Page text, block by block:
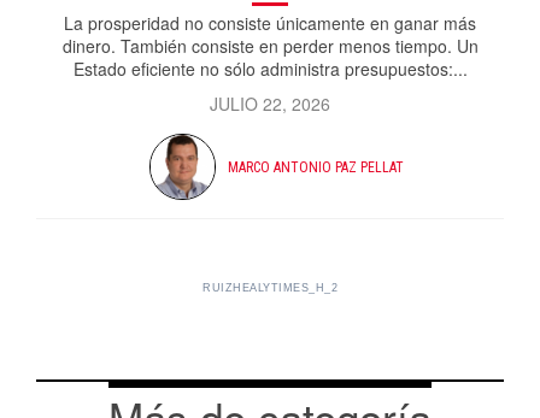
La prosperidad no consiste únicamente en ganar más
dinero. También consiste en perder menos tiempo. Un
Estado eficiente no sólo administra presupuestos:...
JULIO 22, 2026
MARCO ANTONIO PAZ PELLAT
RUIZHEALYTIMES_H_2